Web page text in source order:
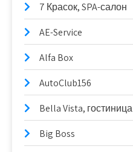
7 Красок, SPA-салон
AE-Service
Alfa Box
AutoClub156
Bella Vista, гостиница
Big Boss